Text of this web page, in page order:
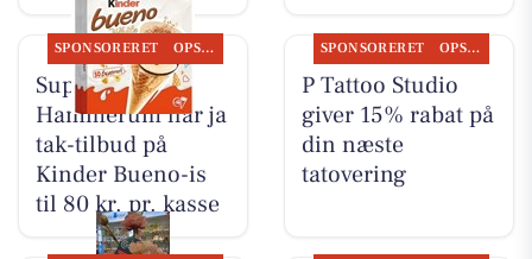
SPONSORERET OPSLAGSTAVLEN
SuperBrugsen
Hammerum har ja
tak-tilbud på
Kinder Bueno-is
til 80 kr. pr. kasse
SPONSORERET OPSLAGSTAVLEN
P Tattoo Studio
giver 15% rabat på
din næste
tatovering